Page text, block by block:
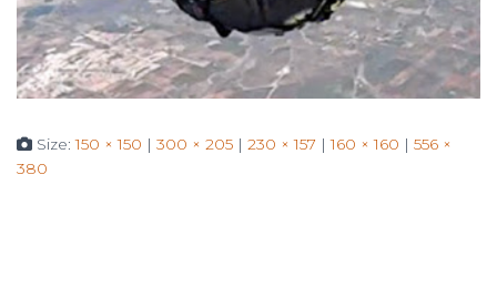
Size:150 × 150 | 300 × 205 | 230 × 157 | 160 × 160 | 556 ×
380